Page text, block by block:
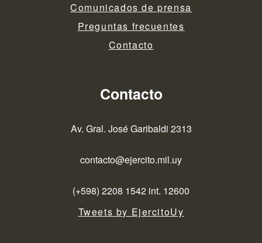
Comunicados de prensa
Preguntas frecuentes
Contacto
Contacto
Av. Gral. José Garibaldi 2313
contacto@ejercito.mil.uy
(+598) 2208 1542 int. 12600
Tweets by EjercitoUy